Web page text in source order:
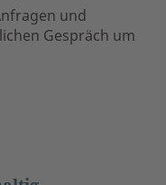
und
Gespräch um